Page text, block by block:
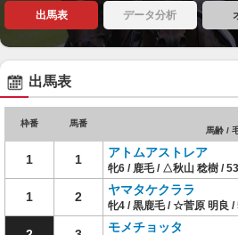
出馬表 データ分析
出馬表
枠番 馬番
馬齢 /
1 1 アトムアストレア
牝6 / 鹿毛 / △秋山 稔樹 /
1 2 ヤマタケクララ
牝4 / 黒鹿毛 / ☆菅原 明良 /
モメチョッタ